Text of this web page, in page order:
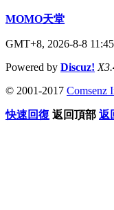
MOMO天堂
GMT+8, 2026-8-8 11:45
Powered by Discuz!
© 2001-2017 Comsenz
快速回復 返回頂部 返